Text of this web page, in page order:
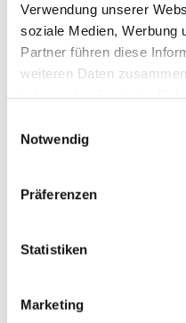
Verwendung unserer
soziale Medien, Werbung
Partner führen diese
weiteren Daten
Notwendig
Präferenzen
Statistiken
Marketing
Dies